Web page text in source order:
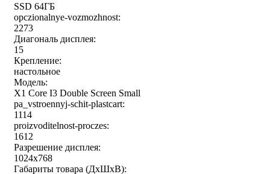
SSD 64ГБ
opczionalnye-vozmozhnost:
2273
Диагональ дисплея:
15
Крепление:
настольное
Модель:
X1 Core I3 Double Screen Small
pa_vstroennyj-schit-plastcart:
1114
proizvoditelnost-proczes:
1612
Разрешение дисплея:
1024x768
Габариты товара (ДxШxВ):